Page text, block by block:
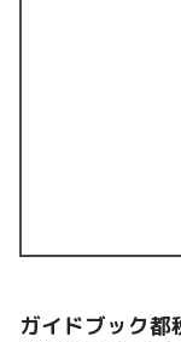
ガイドブック